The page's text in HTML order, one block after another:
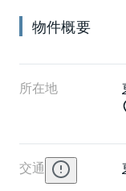
代官山には各国
制の整った住居
活を求める方に
代官山フォーラ
物件概要
所在地
交通